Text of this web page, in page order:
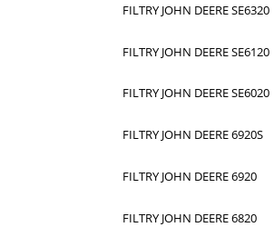
FILTRY JOHN DEERE SE6320
FILTRY JOHN DEERE SE6120
FILTRY JOHN DEERE SE6020
FILTRY JOHN DEERE 6920S
FILTRY JOHN DEERE 6920
FILTRY JOHN DEERE 6820